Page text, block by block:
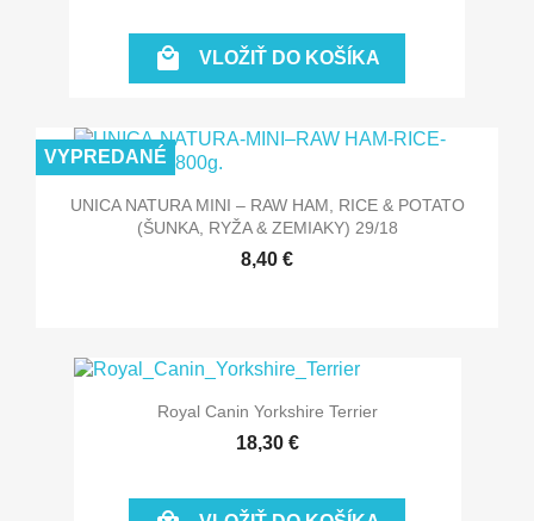
 VLOŽIŤ DO KOŠÍKA
UNICA NATURA MINI – RAW HAM, RICE & POTATO
(ŠUNKA, RYŽA & ZEMIAKY) 29/18
8,40 €
VYPREDANÉ
Royal Canin Yorkshire Terrier
18,30 €